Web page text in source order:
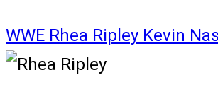
WWE Rhea Ripley Kevin